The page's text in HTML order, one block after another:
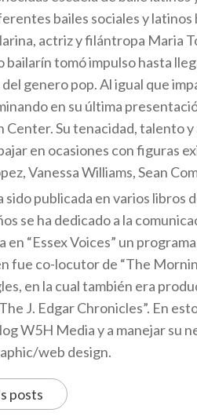
bailes sociales y latinos
actriz y filántropa Maria
bailarín tomó impulso hasta
genero pop. Al igual que
en su última
Center. Su tenacidad, talento
en ocasiones con figuras
Vanessa Williams, Sean
publicada en varios libros
se ha dedicado a la
en “Essex Voices” un
fue co-locutor de “The
en la cual también era
J. Edgar Chronicles”. En
W5H Media y a manejar su
web design.
posts